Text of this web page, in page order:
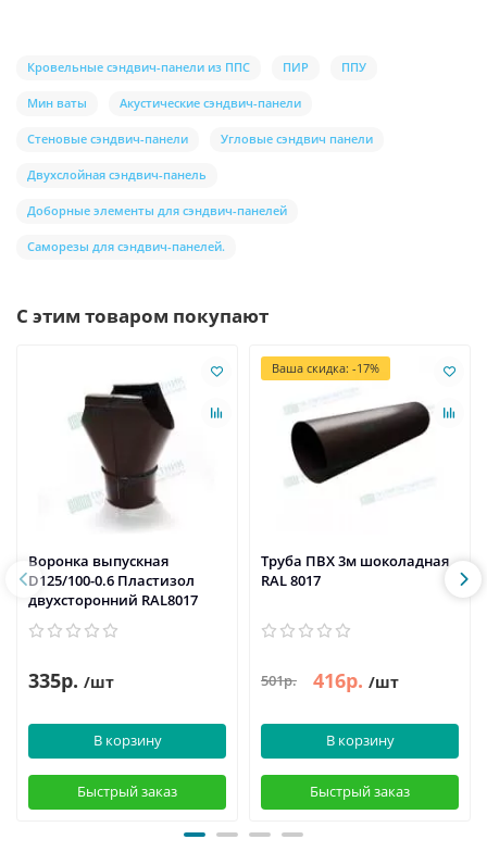
Кровельные сэндвич-панели из ППС ПИР ППУ
Мин ваты Акустические сэндвич-панели
Стеновые сэндвич-панели Угловые сэндвич панели
Двухслойная сэндвич-панель
Доборные элементы для сэндвич-панелей
Саморезы для сэндвич-панелей.
С этим товаром покупают
Воронка выпускная
D125/100-0.6 Пластизол
двухсторонний RAL8017
335р. /шт
В корзину
Быстрый заказ
Ваша скидка: -17%
Труба ПВХ 3м шоколадная
RAL 8017
501р. 416р. /шт
В корзину
Быстрый заказ